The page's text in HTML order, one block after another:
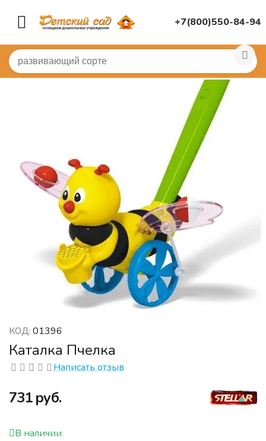
+7(800)550-84-94
Главная / ДИДАКТИЧЕСКИЕ ИГРЫ Развивающие
КОД: 01396
Каталка Пчелка
Написать отзыв
‍731‍руб.
В наличии